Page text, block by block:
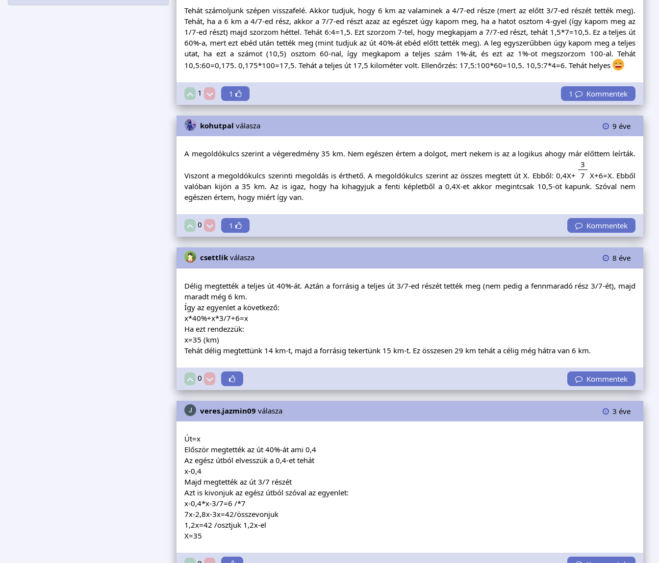
Tehát számoljunk szépen visszafelé. Akkor tudjuk, hogy 6 km az valaminek a 4/7-ed része (mert az előtt 3/7-ed részét tették meg).
Tehát, ha a 6 km a 4/7-ed rész, akkor a 7/7-ed részt azaz az egészet úgy kapom meg, ha a hatot osztom 4-gyel (így kapom meg az
1/7-ed részt) majd szorzom héttel. Tehát 6:4=1,5. Ezt szorzom 7-tel, hogy megkapjam a 7/7-ed részt, tehát 1,5*7=10,5. Ez a teljes út
60%-a, mert ezt ebéd után tették meg (mint tudjuk az út 40%-át ebéd előtt tették meg). A leg egyszerűbben úgy kapom meg a teljes
utat, ha ezt a számot (10,5) osztom 60-nal, így megkapom a teljes szám 1%-át, és ezt az 1%-ot megszorzom 100-al. Tehát
10,5:60=0,175. 0,175*100=17,5. Tehát a teljes út 17,5 kilométer volt. Ellenőrzés: 17,5:100*60=10,5. 10,5:7*4=6. Tehát helyes
1 1 1 Kommentek
kohutpal válasza 9 éve
A megoldókulcs szerint a végeredmény 35 km. Nem egészen értem a dolgot, mert nekem is az a logikus ahogy már előttem leírták.
Viszont a megoldókulcs szerinti megoldás is érthető. A megoldókulcs szerint az összes megtett út X. Ebből: 0,4X+
3
7 X+6=X. Ebből
valóban kijön a 35 km. Az is igaz, hogy ha kihagyjuk a fenti képletből a 0,4X-et akkor megintcsak 10,5-öt kapunk. Szóval nem
egészen értem, hogy miért így van.
0 1 Kommentek
csettlik válasza 8 éve
Délig megtették a teljes út 40%-át. Aztán a forrásig a teljes út 3/7-ed részét tették meg (nem pedig a fennmaradó rész 3/7-ét), majd
maradt még 6 km.
Így az egyenlet a következő:
x*40%+x*3/7+6=x
Ha ezt rendezzük:
x=35 (km)
Tehát délig megtettünk 14 km-t, majd a forrásig tekertünk 15 km-t. Ez összesen 29 km tehát a célig még hátra van 6 km.
0 Kommentek
veres.jazmin09 válasza 3 éve
Út=x
Először megtették az út 40%-át ami 0,4
Az egész útból elvesszük a 0,4-et tehát
x-0,4
Majd megtették az út 3/7 részét
Azt is kivonjuk az egész útból szóval az egyenlet:
x-0,4*x-3/7=6 /*7
7x-2,8x-3x=42/összevonjuk
1,2x=42 /osztjuk 1,2x-el
X=35